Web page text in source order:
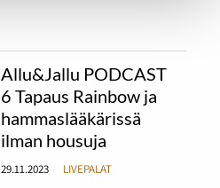
Allu&Jallu PODCAST
6 Tapaus Rainbow ja
hammaslääkärissä
ilman housuja
29.11.2023 LIVEPALAT